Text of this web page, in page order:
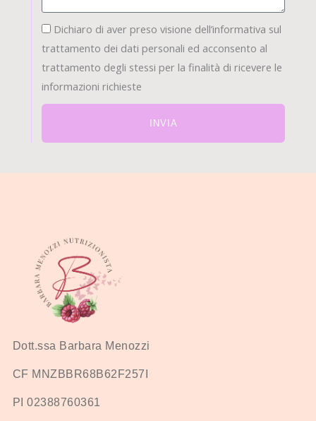
privacy1
Dichiaro di aver preso visione dell’informativa sul
trattamento dei dati personali ed acconsento al
trattamento degli stessi per la finalità di ricevere le
informazioni richieste
INVIA
Dott.ssa Barbara Menozzi
CF MNZBBR68B62F257I
PI 02388760361